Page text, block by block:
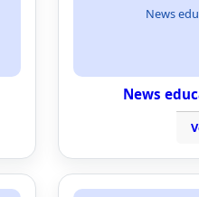
News
News